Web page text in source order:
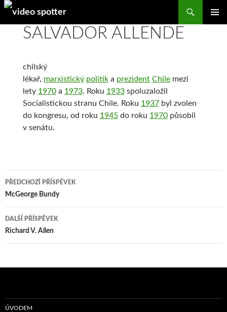
Search
SALVADOR ALLENDE
chilský
lékař, marxistický politika prezident Chilemezi
lety 1970a 1973. Roku 1933spoluzaložil
Socialistickou stranu Chile. Roku 1937byl zvolen
do kongresu, od roku 1945do roku 1970působil
v senátu.
Navigace
pro
příspěvky
PŘEDCHOZÍ PŘÍSPĚVEK
McGeorge Bundy
DALŠÍ PŘÍSPĚVEK
Richard V. Allen
ÚVODEM